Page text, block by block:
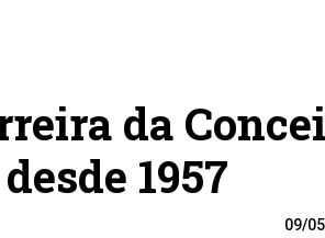
da
1957
09/